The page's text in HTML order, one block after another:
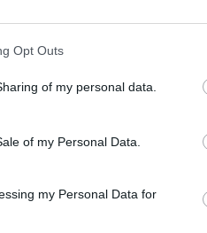
Opt Outs
of my personal data.
of my Personal Data.
my Personal Data for